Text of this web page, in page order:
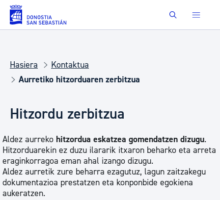
Eduki nagusira joan Buscar
Hasiera
Kontaktua
Aurretiko hitzorduaren zerbitzua
Hitzordu zerbitzua
Aldez aurreko hitzordua eskatzea gomendatzen dizugu.
Hitzorduarekin ez duzu ilararik itxaron beharko eta arreta
eraginkorragoa eman ahal izango dizugu.
Aldez aurretik zure beharra ezagutuz, lagun zaitzakegu
dokumentazioa prestatzen eta konponbide egokiena
aukeratzen.